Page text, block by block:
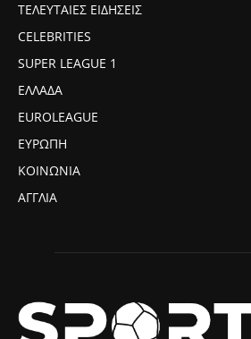
ΤΕΛΕΥΤΑΙΕΣ ΕΙΔΗΣΕΙΣ
CELEBRITIES
SUPER LEAGUE 1
ΕΛΛΑΔΑ
EUROLEAGUE
ΕΥΡΩΠΗ
ΚΟΙΝΩΝΙΑ
ΑΓΓΛΙΑ